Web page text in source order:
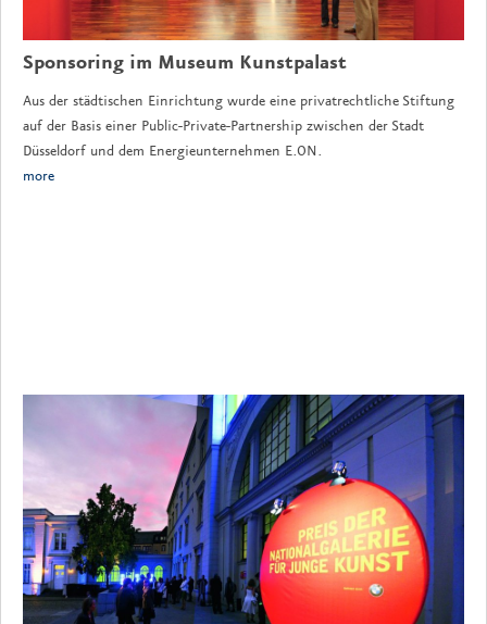
Sponsoring im Museum Kunstpalast
Aus der städtischen Einrichtung wurde eine privatrechtliche Stiftung
auf der Basis einer Public-Private-Partnership zwischen der Stadt
Düsseldorf und dem Energieunternehmen E.ON.
more